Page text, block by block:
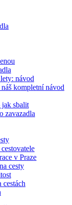
návod
kompletní návod
jak sbalit
zavazadla
v Praze
cesty
cestách